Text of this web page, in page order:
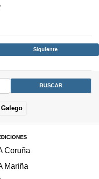
Siguiente
Galego
Coruña
Mariña